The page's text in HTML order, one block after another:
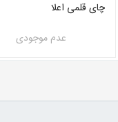
چای قلمی اعلا
عدم موجودی